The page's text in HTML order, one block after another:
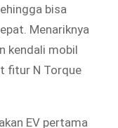
bisa
Menariknya
kendali mobil
fitur N Torque
EV pertama